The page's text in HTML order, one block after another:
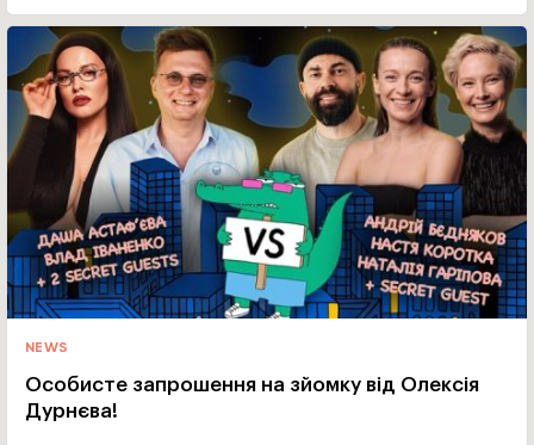
NEWS
Особисте запрошення на зйомку від Олексія
Дурнєва!